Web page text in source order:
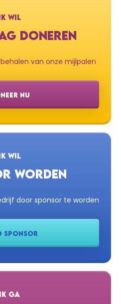
WIL
DONEREN
van onze mijlpalen
NU
WIL
WORDEN
door sponsor te worden
SPONSOR
IK GA